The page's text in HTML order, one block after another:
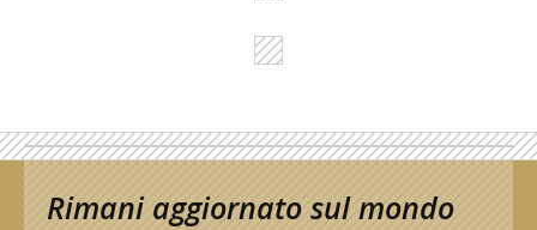
Rimani aggiornato sul mondo